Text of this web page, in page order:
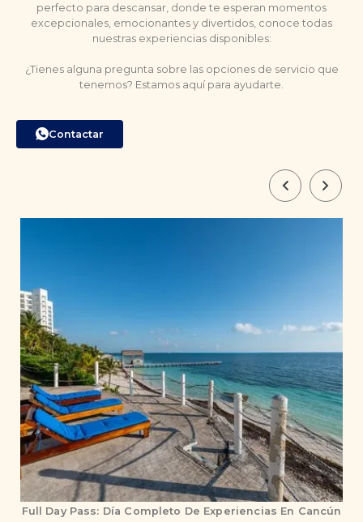
perfecto para descansar, donde te esperan momentos
excepcionales, emocionantes y divertidos, conoce todas
nuestras experiencias disponibles:
¿Tienes alguna pregunta sobre las opciones de servicio que
tenemos? Estamos aquí para ayudarte.
Contactar
Full Day Pass: Día Completo De Experiencias En Cancún